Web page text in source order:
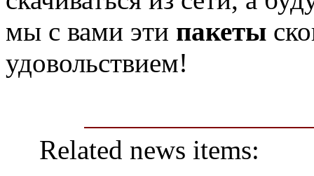
мы с вами эти пакеты
удовольствием!
Related news items: